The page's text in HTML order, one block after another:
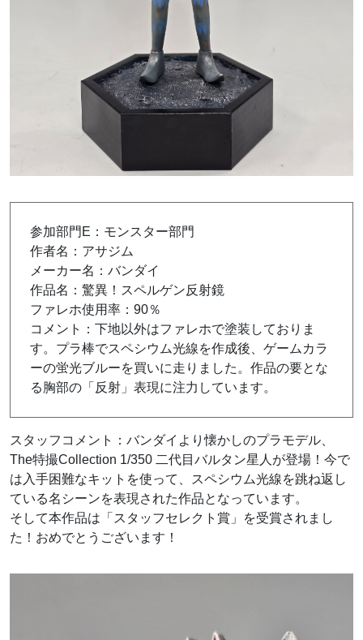
参加部門E：モンスター部門
作者名：アサジム
メーカー名：バンダイ
作品名：驚異！スペルゲン反射鏡
ファレホ使用率：90％
コメント：下地以外はファレホで塗装しておりま
す。プラ棒でスペシウム光線を作成後、ゲームカラ
ーの蛍光ブルーを買いに走りました。作品の要とな
る胸部の「反射」表現に注力しています。
スタッフコメント：バンダイより懐かしのプラモデル、
The特撮Collection 1/350 二代目バルタン星人が登場！今で
は入手困難なキットを使って、スペシウム光線を跳ね返し
ている名シーンを表現された作品となっています。
そして本作品は「スタッフセレクト賞」を受賞されまし
た！おめでとうございます！